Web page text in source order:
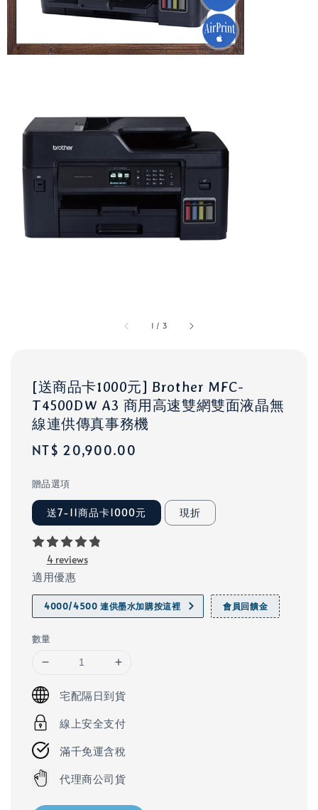
1 / 3
[送商品卡1000元] Brother MFC-
T4500DW A3 商用高速雙網雙面液晶無
線連供傳真事務機
Regular
NT$ 20,900.00
贈品選項
送7-11商品卡1000元 現折
4 reviews
適用優惠
4000/4500 連供墨水加購按這裡 會員回饋金
數量
宅配隔日到貨
線上安全支付
滿千免運含稅
代理商公司貨